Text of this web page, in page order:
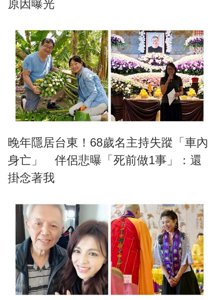
原因曝光
晚年隱居台東！68歲名主持失蹤「車內
身亡」 伴侶悲曝「死前做1事」：還
掛念著我